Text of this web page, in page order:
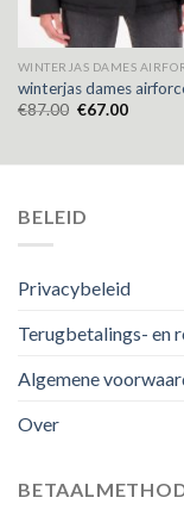
WINTERJAS DAMES
winterjas dames
€87.00 €67.00
BELEID
Privacybeleid
Terugbetalings- en
Algemene
Over